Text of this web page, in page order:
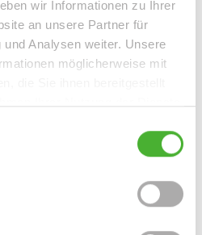
wir Informationen zu Ihrer
an unsere Partner für
Analysen weiter. Unsere
möglicherweise mit